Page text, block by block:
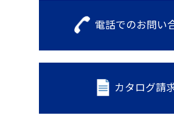
電話でのお問い
カタログ請